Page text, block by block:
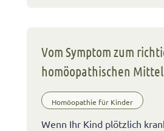
Vom Symptom zum
homöopathischen Mittel
Homöopathie für Kinder
Wenn Ihr Kind plötzlich